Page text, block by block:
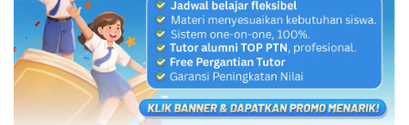
BLOG DAFTAR SEKOLAH